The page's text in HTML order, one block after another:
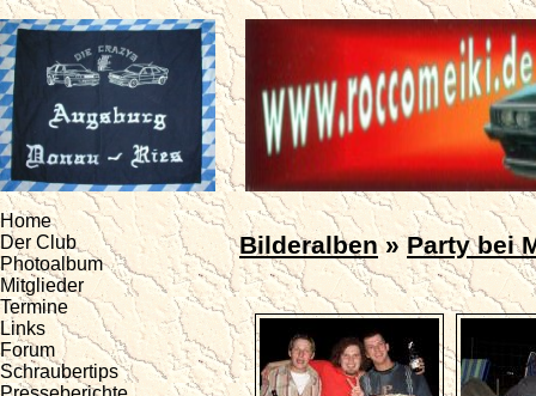
Bilderalben»Party bei
Home
Der Club
Photoalbum
Mitglieder
Termine
Links
Forum
Schraubertips